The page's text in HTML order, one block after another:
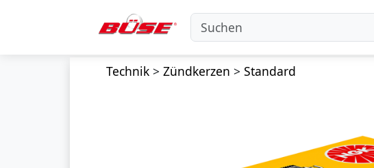
Technik> Zündkerzen > Standard